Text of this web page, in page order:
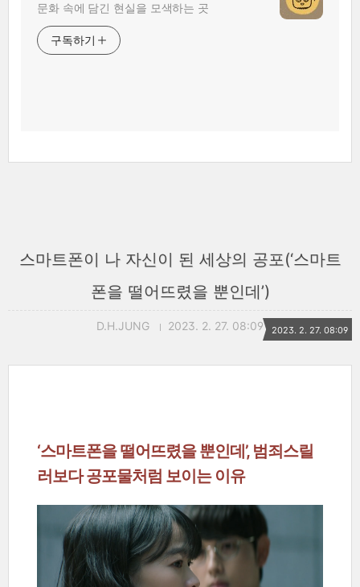
문화 속에 담긴 현실을 모색하는 곳
구독하기
스마트폰이 나 자신이 된 세상의 공포(‘스마트
폰을 떨어뜨렸을 뿐인데’)
D.H.JUNG 2023. 2. 27. 08:09 2023. 2. 27. 08:09
‘스마트폰을 떨어뜨렸을 뿐인데’, 범죄스릴
러보다 공포물처럼 보이는 이유